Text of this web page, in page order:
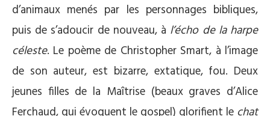
d’animaux menés par les personnages bibliques,
puis de s’adoucir de nouveau, à l’écho de la harpe
céleste. Le poème de Christopher Smart, à l’image
de son auteur, est bizarre, extatique, fou. Deux
jeunes filles de la Maîtrise (beaux graves d’Alice